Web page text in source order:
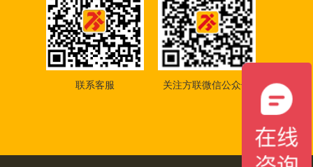
联系客服 关注方联微信公众号